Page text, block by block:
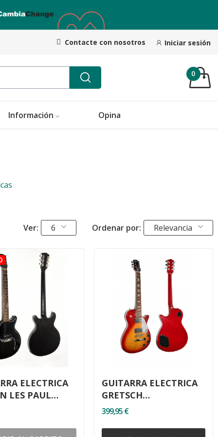
Contacte con nosotros Iniciar sesión
0
Información Opina
Ver: 6 Ordenar por: Relevancia
ELECTRICA
LES PAUL
GUITARRA ELECTRICA
GRETSCH
SYNCHROMATIC G1514
399,95 €